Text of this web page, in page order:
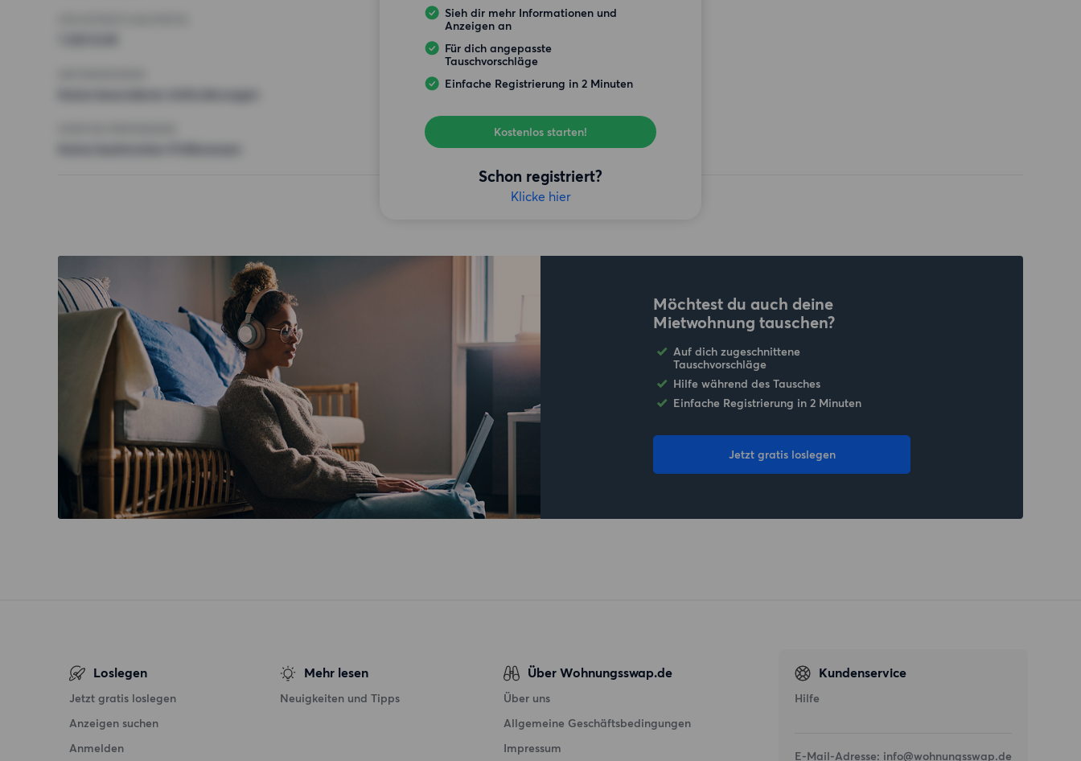
Sieh dir mehr Informationen und
Anzeigen an
Für dich angepasste
Tauschvorschläge
Einfache Registrierung in 2 Minuten
Kostenlos starten!
Schon registriert?
Klicke hier
Möchtest du auch deine
Mietwohnung tauschen?
Auf dich zugeschnittene
Tauschvorschläge
Hilfe während des Tausches
Einfache Registrierung in 2 Minuten
Jetzt gratis loslegen
Loslegen
Jetzt gratis loslegen
Anzeigen suchen
Anmelden
Mehr lesen
Neuigkeiten und Tipps
Über Wohnungsswap.de
Über uns
Allgemeine Geschäftsbedingungen
Impressum
Kundenservice
Hilfe
E-Mail-Adresse: info@wohnungsswap.de